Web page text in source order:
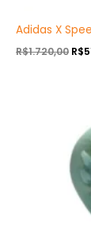
Adidas X
R$1.720,00 R$
era: